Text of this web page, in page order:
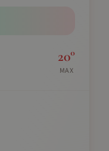
20°
MAX